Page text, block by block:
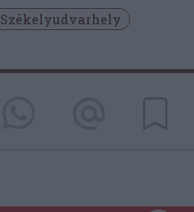
Székelyudvarhely